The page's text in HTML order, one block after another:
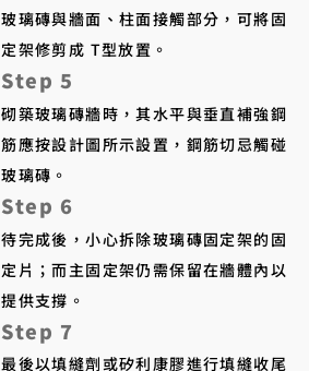
玻璃磚與牆面、柱面接觸部分，可將固
定架修剪成 T型放置。
Step 5
砌築玻璃磚牆時，其水平與垂直補強鋼
筋應按設計圖所示設置，鋼筋切忌觸碰
玻璃磚。
Step 6
待完成後，小心拆除玻璃磚固定架的固
定片；而主固定架仍需保留在牆體內以
提供支撐。​
Step 7
最後以填縫劑或矽利康膠進行填縫收尾